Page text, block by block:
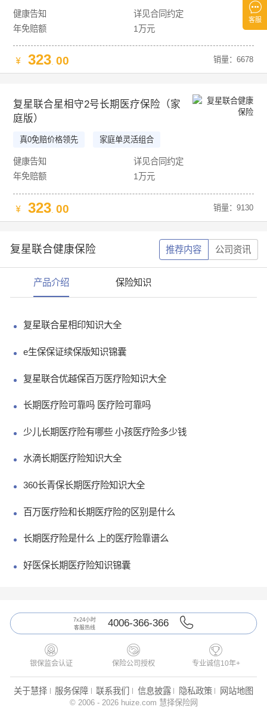
可低价升级重疾特需
20年保证续保
健康告知
详见合同约定
年免赔额
1万元
323. 00 销量：6678
复星联合星相守2号长期医疗保险（家
庭版）
真0免赔价格领先
家庭单灵活组合
可低价升级重疾特需
20年保证续保
健康告知
详见合同约定
年免赔额
1万元
323. 00 销量：9130
复星联合健康保险 推荐内容 公司资讯
产品介绍 保险知识
复星联合星相印知识大全
e生保保证续保版知识锦囊
复星联合优越保百万医疗险知识大全
长期医疗险可靠吗 医疗险可靠吗
少儿长期医疗险有哪些 小孩医疗险多少钱
水滴长期医疗险知识大全
360长青保长期医疗险知识大全
百万医疗险和长期医疗险的区别是什么
长期医疗险是什么 上的医疗险靠谱么
好医保长期医疗险知识锦囊
7x24小时
客服热线
4006-366-366

银保监会认证

保险公司授权

专业诚信10年+
关于慧择 服务保障 联系我们 信息披露 隐私政策 网站地图
© 2006 - 2026 huize.com 慧择保险网

客服